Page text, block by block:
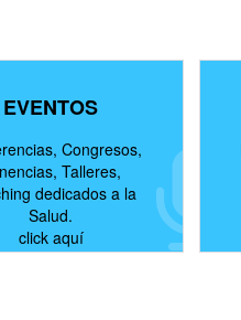
EVENTOS
Congresos,
Talleres,
dedicados a la
Salud.
click aquí